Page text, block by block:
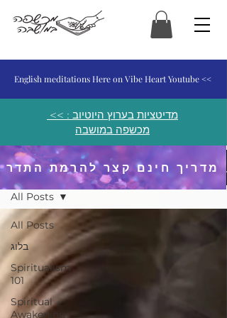
המכשפה במושבה
English meditations Here on Vibe Heart Youtube <<
<< מדיטציות בערוץ היוטיוב :
מכשפה במושבה
פוסטים ומאמרים
All Posts
בלוג
Spiritualism
101
Spiritual
Awakening
All Posts
מדריך חינם קצר להרמת התדר